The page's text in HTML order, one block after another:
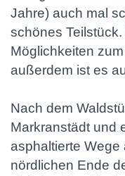
Jahre) auch mal
schönes
Möglichkeiten
außerdem ist es
Nach dem
Markranstädt und
asphaltierte Wege
nördlichen Ende